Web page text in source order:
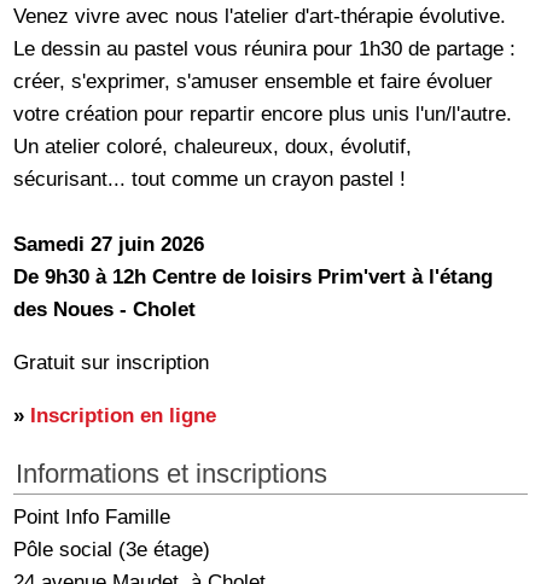
Venez vivre avec nous l'atelier d'art-thérapie évolutive.
Le dessin au pastel vous réunira pour 1h30 de partage :
créer, s'exprimer, s'amuser ensemble et faire évoluer
votre création pour repartir encore plus unis l'un/l'autre.
Un atelier coloré, chaleureux, doux, évolutif,
sécurisant... tout comme un crayon pastel !
Samedi 27 juin 2026
De 9h30 à 12h Centre de loisirs Prim'vert à l'étang
des Noues - Cholet
Gratuit sur inscription
» Inscription en ligne
Informations et inscriptions
Point Info Famille
Pôle social (3e étage)